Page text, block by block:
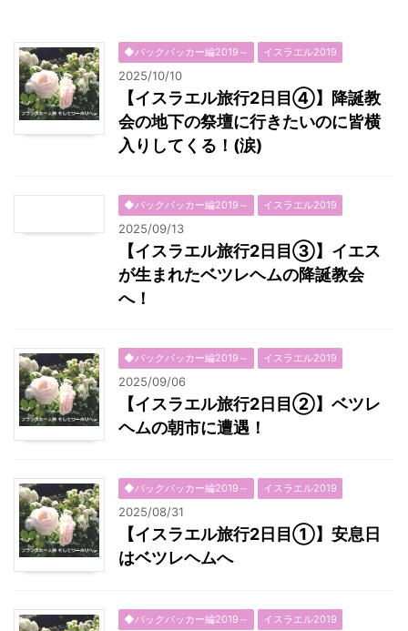
◆バックパッカー編2019～ イスラエル2019
2025/10/10
【イスラエル旅行2日目④】降誕教
会の地下の祭壇に行きたいのに皆横
入りしてくる！(涙)
◆バックパッカー編2019～ イスラエル2019
2025/09/13
【イスラエル旅行2日目③】イエス
が生まれたベツレヘムの降誕教会
へ！
◆バックパッカー編2019～ イスラエル2019
2025/09/06
【イスラエル旅行2日目②】ベツレ
ヘムの朝市に遭遇！
◆バックパッカー編2019～ イスラエル2019
2025/08/31
【イスラエル旅行2日目①】安息日
はベツレヘムへ
◆バックパッカー編2019～ イスラエル2019